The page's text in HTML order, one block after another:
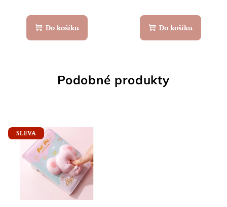
Do košíku Do košíku
Podobné produkty
SLEVA